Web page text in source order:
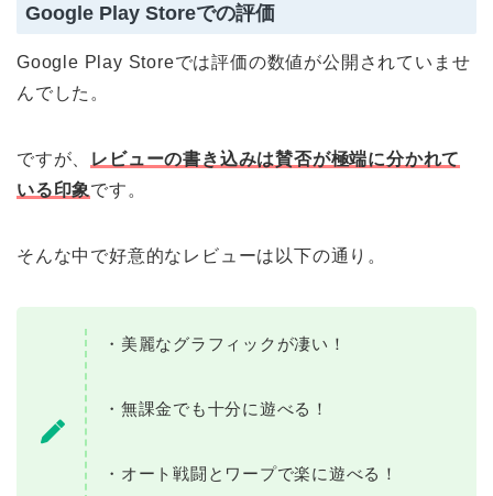
Google Play Storeでの評価
Google Play Storeでは評価の数値が公開されていませ
んでした。
ですが、
レビューの書き込みは賛否が極端に分かれて
いる印象です。
そんな中で好意的なレビューは以下の通り。
・美麗なグラフィックが凄い！
・無課金でも十分に遊べる！
・オート戦闘とワープで楽に遊べる！